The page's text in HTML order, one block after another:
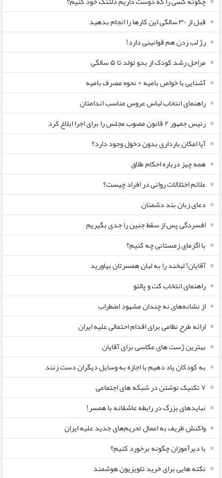
قبل از ۳۰ سالگی این کارها را انجام بدهید
رژ لب زدن هم قوانینی دارد!
مراحل رشد کودک از بدو تولد تا ۵ سالگی
آشنایی با خواص بامیه + نحوه مصرف بامیه
راهنمای انتخاب لباس عروس مناسب اندامتان
رئیس جمهور ۲ قانون مصوب مجلس را برای اجرا ابلاغ کرد
آیا امکان بارداری بدون دخول وجود دارد؟
همه چیز درباره احکام طلاق
علائم اختلالات روانی در افراد چیست؟
دعای زبان بند دشمنان
افسردگی پس از سقط جنین را جدی بگیریم
با اگزمای زمستانی چه کنیم؟
آقایان! لبخند را به لبان همسرتان بیاورید
راهنمای انتخاب کت و پالتو
از نشانه‌های نه چندان مشهود اضطراب
ارائه طرح نظامی برای اقدام احتمالی علیه ایران
بهترین ژست های عکاسی برای آقایان
به کودکان یاد دهیم با اجازه به وسایل دیگران دست زنند
۷ تکنیک نوشتن در شبکه های اجتماعی
نبایدهای بزرگ در رابطه عاشقانه با همسر!
واکنش ظریف به اعمال تحریم‌های جدید علیه ایران
با دیرآموزان چگونه برخورد کنیم؟
نکته هایی برای خرید تلویزیون هوشمند